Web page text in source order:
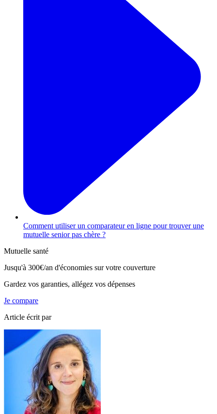
Comment utiliser un comparateur en ligne pour trouver une
mutuelle senior pas chère ?
Mutuelle santé
Jusqu'à 300€/an d'économies sur votre couverture
Gardez vos garanties, allégez vos dépenses
Je compare
Article écrit par